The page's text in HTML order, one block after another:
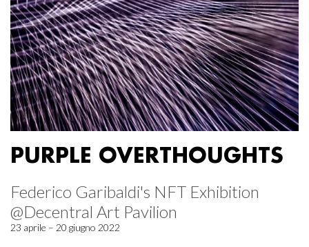
PURPLE OVERTHOUGHTS
Federico Garibaldi's NFT Exhibition
@Decentral Art Pavilion
23 aprile – 20 giugno 2022